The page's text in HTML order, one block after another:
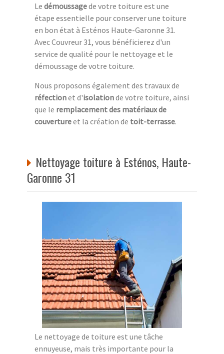
Le démoussagede votre toiture est une
étape essentielle pour conserver une toiture
en bon état à Esténos Haute-Garonne 31.
Avec Couvreur 31, vous bénéficierez d'un
service de qualité pour le nettoyage et le
démoussage de votre toiture.
Nous proposons également des travaux de
réfectionet d'isolationde votre toiture, ainsi
que le remplacement des matériaux de
couvertureet la création de toit-terrasse.
Nettoyage toiture à Esténos, Haute-
Garonne 31
Le nettoyage de toiture est une tâche
ennuyeuse, mais très importante pour la